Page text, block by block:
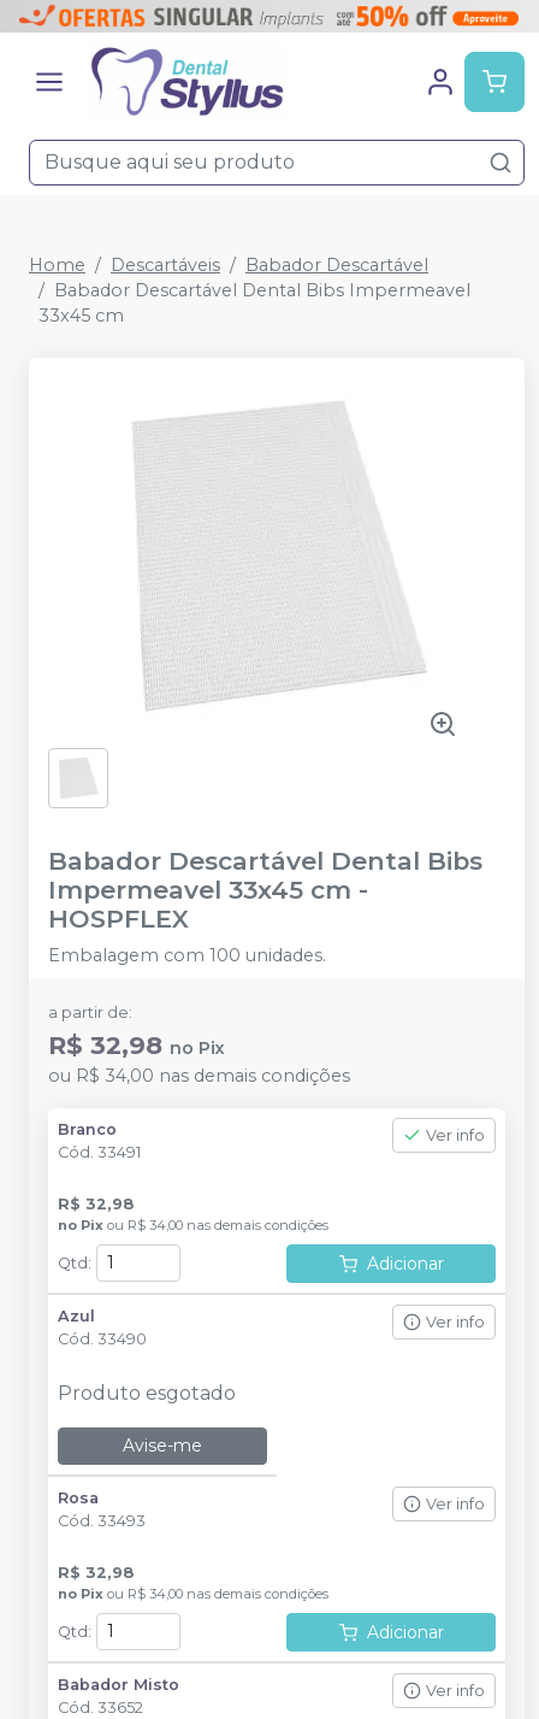
Home Descartáveis
Babador Descartável
Babador Descartável Dental Bibs Impermeavel
33x45 cm
Babador Descartável Dental Bibs
Impermeavel 33x45 cm -
HOSPFLEX
Embalagem com 100 unidades.
a partir de:
R$ 32,98 no Pix
ou R$ 34,00 nas demais condições
Branco
Cód. 33491
Ver info
R$ 32,98
no Pix ou R$ 34,00 nas demais condições
Qtd : Adicionar
Azul
Cód. 33490
Ver info
Produto esgotado
Avise-me
Rosa
Cód. 33493
Ver info
R$ 32,98
no Pix ou R$ 34,00 nas demais condições
Qtd : Adicionar
Babador Misto
Cód. 33652
Ver info